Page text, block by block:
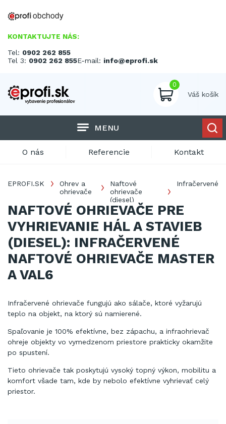
KONTAKTUJTE NÁS:
Tel: 0902 262 855
Tel 3: 0902 262 855E-mail: info@eprofi.sk
0
Váš košík
MENU
O nás Referencie Kontakt
EPROFI.SK
Ohrev a
ohrievače
Naftové
ohrievače
(diesel)
Infračervené
NAFTOVÉ OHRIEVAČE PRE
VYHRIEVANIE HÁL A STAVIEB
(DIESEL): INFRAČERVENÉ
NAFTOVÉ OHRIEVAČE MASTER
A VAL6
Infračervené ohrievače fungujú ako sálače, ktoré vyžarujú
teplo na objekt, na ktorý sú namierené.
Spaľovanie je 100% efektívne, bez zápachu, a infraohrievač
ohreje objekty vo vymedzenom priestore prakticky okamžite
po spustení.
Tieto ohrievače tak poskytujú vysoký topný výkon, mobilitu a
komfort všade tam, kde by nebolo efektívne vyhrievať celý
priestor.